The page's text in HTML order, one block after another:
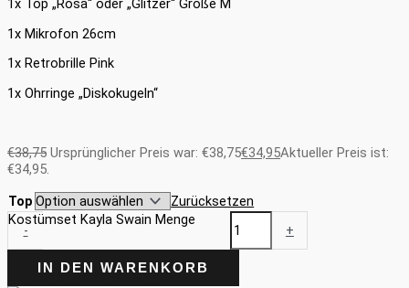
1x Top „Rosa“ oder „Glitzer“ Größe M
1x Mikrofon 26cm
1x Retrobrille Pink
1x Ohrringe „Diskokugeln“
€38,75 Ursprünglicher Preis war: €38,75€34,95Aktueller Preis ist:
€34,95.
Top
Zurücksetzen
-
Kostümset Kayla Swain Menge
+
IN DEN WARENKORB